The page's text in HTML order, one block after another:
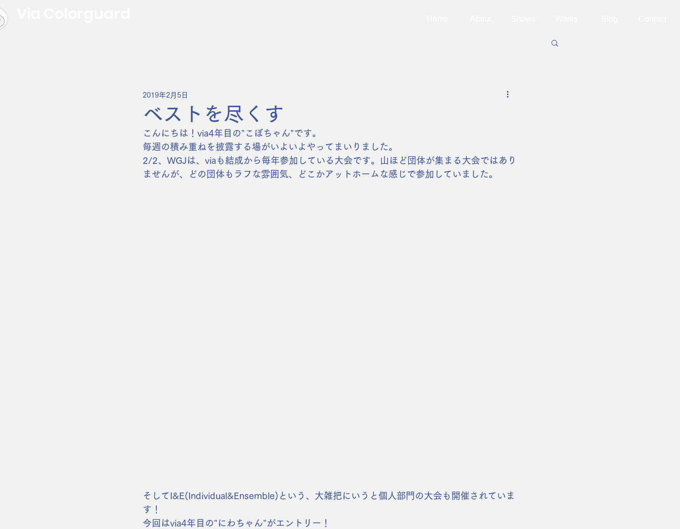
ベストを尽くす
2019年2月5日
こんにちは！via4年目の"こぼちゃん"です。
毎週の積み重ねを披露する場がいよいよやってまいりました。
2/2、WGJは、viaも結成から毎年参加している大会です。山ほど団体が集まる大会ではあり
ませんが、どの団体もラフな雰囲気、どこかアットホームな感じで参加していました。
そしてI&E(Individual&Ensemble)という、大雑把にいうと個人部門の大会も開催されていま
す！
今回はvia4年目の"にわちゃん"がエントリー！